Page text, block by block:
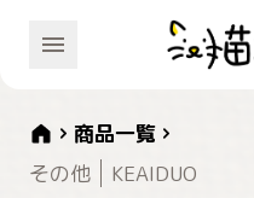
商品一覧
その他
KEAIDUO